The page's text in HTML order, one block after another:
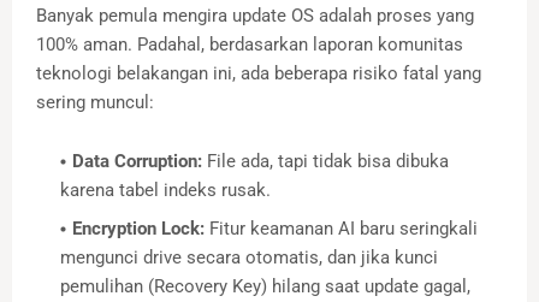
Banyak pemula mengira update OS adalah proses yang
100% aman. Padahal, berdasarkan laporan komunitas
teknologi belakangan ini, ada beberapa risiko fatal yang
sering muncul:
Data Corruption: File ada, tapi tidak bisa dibuka
karena tabel indeks rusak.
Encryption Lock: Fitur keamanan AI baru seringkali
mengunci drive secara otomatis, dan jika kunci
pemulihan (Recovery Key) hilang saat update gagal,